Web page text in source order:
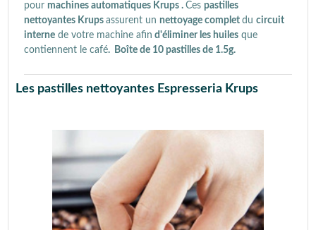
pour machines automatiques Krups . Ces pastilles
nettoyantes Krups assurent un nettoyage complet du circuit
interne de votre machine afin d'éliminer les huiles que
contiennent le café. Boîte de 10 pastilles de 1.5g.
Les pastilles nettoyantes Espresseria Krups